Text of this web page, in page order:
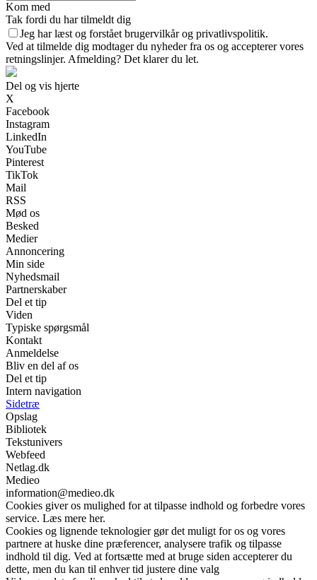
Kom med
Tak fordi du har tilmeldt dig
Jeg har læst og forstået brugervilkår og privatlivspolitik.
Ved at tilmelde dig modtager du nyheder fra os og accepterer vores
retningslinjer. Afmelding? Det klarer du let.
Del og vis hjerte
X
Facebook
Instagram
LinkedIn
YouTube
Pinterest
TikTok
Mail
RSS
Mød os
Besked
Medier
Annoncering
Min side
Nyhedsmail
Partnerskaber
Del et tip
Viden
Typiske spørgsmål
Kontakt
Anmeldelse
Bliv en del af os
Del et tip
Intern navigation
Sidetræ
Opslag
Bibliotek
Tekstunivers
Webfeed
Netlag.dk
Medieo
information@medieo.dk
Cookies giver os mulighed for at tilpasse indhold og forbedre vores
service. Læs mere her.
Cookies og lignende teknologier gør det muligt for os og vores
partnere at huske dine præferencer, analysere trafik og tilpasse
indhold til dig. Ved at fortsætte med at bruge siden accepterer du
dette, men du kan til enhver tid justere dine valg